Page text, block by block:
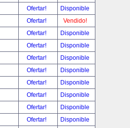
Ofertar!
Disponible
Ofertar!
Vendido!
Ofertar!
Disponible
Ofertar!
Disponible
Ofertar!
Disponible
Ofertar!
Disponible
Ofertar!
Disponible
Ofertar!
Disponible
Ofertar!
Disponible
Ofertar!
Disponible